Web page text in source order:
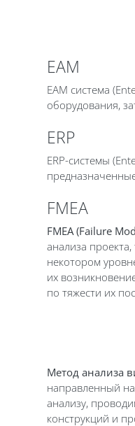
EAM
EAM система (Ent
оборудования,
ERP
ERP-системы
FMEA
FMEA (Failure
анализа
некотором
их
по тяжести их
Метод анализа
направленный
анализу,
конструкций и